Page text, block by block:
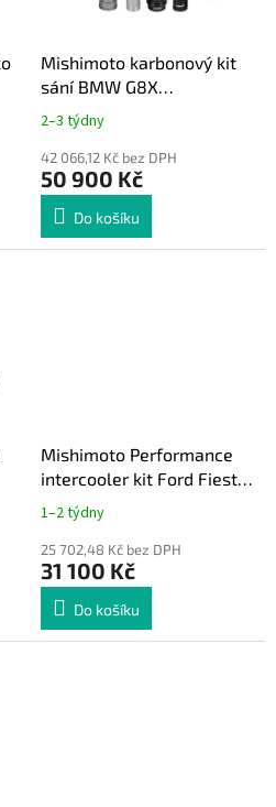
Mishimoto karbonový kit
sání BMW G8X
M2/M3/M4 2021+
2–3 týdny
42 066,12 Kč bez DPH
50 900 Kč
Do košíku
Mishimoto Performance
intercooler kit Ford Fiesta
ST 180 zlatá
1–2 týdny
25 702,48 Kč bez DPH
31 100 Kč
Do košíku